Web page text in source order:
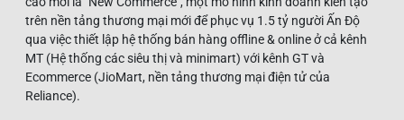
trên nền tảng thương mại mới để phục vụ 1.5 tỷ người Ấn Độ
qua việc thiết lập hệ thống bán hàng offline & online ở cả kênh
MT (Hệ thống các siêu thị và minimart) với kênh GT và
Ecommerce (JioMart, nền tảng thương mại điện tử của
Reliance).